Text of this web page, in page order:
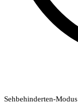
Sehbehinderten-Modus